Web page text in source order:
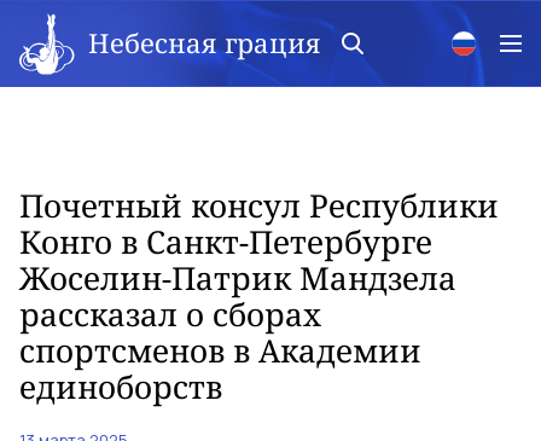
Небесная грация
Почетный консул Республики
Конго в Санкт-Петербурге
Жоселин-Патрик Мандзела
рассказал о сборах
спортсменов в Академии
единоборств